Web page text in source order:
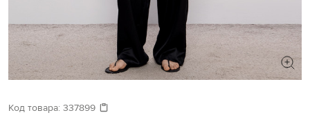
Давайте подберем что-то еще
Код товара: 337899